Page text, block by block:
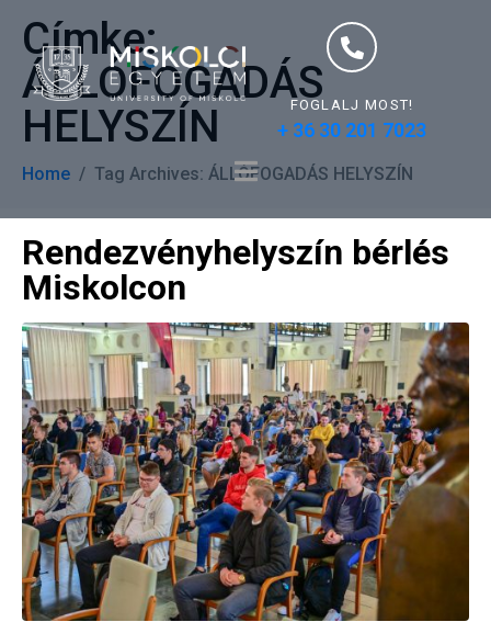
FOGLALJ MOST!
+ 36 30 201 7023
Címke:
ÁLLÓFOGADÁS
HELYSZÍN
Home Tag Archives: ÁLLÓFOGADÁS HELYSZÍN
Rendezvényhelyszín bérlés
Miskolcon